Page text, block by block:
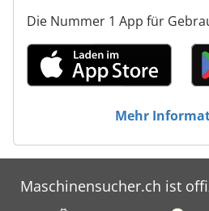
Die Nummer 1 App für
Mehr
Maschinensucher.ch ist